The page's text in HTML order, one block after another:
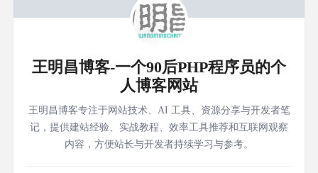
王明昌博客-一个90后PHP程序员的个
人博客网站
王明昌博客专注于网站技术、AI 工具、资源分享与开发者笔
记，提供建站经验、实战教程、效率工具推荐和互联网观察
内容，方便站长与开发者持续学习与参考。